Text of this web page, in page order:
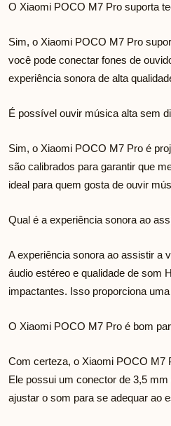
O Xiaomi POCO M7 Pro suporta
Sim, o Xiaomi POCO M7 Pro
você pode conectar fones de
experiência sonora de alta
É possível ouvir música alta sem
Sim, o Xiaomi POCO M7 Pro é
são calibrados para garantir que
ideal para quem gosta de ouvir
Qual é a experiência sonora ao
A experiência sonora ao assistir a
áudio estéreo e qualidade de som
impactantes. Isso proporciona
O Xiaomi POCO M7 Pro é bom
Com certeza, o Xiaomi POCO M7
Ele possui um conector de 3,5
ajustar o som para se adequar ao